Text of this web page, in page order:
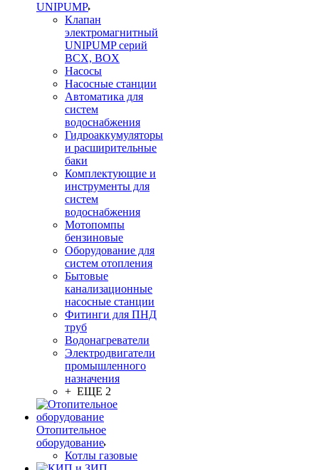
UNIPUMP
Клапан
электромагнитный
UNIPUMP серий
BCX, BOX
Насосы
Насосные станции
Автоматика для
систем
водоснабжения
Гидроаккумуляторы
и расширительные
баки
Комплектующие и
инструменты для
систем
водоснабжения
Мотопомпы
бензиновые
Оборудование для
систем отопления
Бытовые
канализационные
насосные станции
Фитинги для ПНД
труб
Водонагреватели
Электродвигатели
промышленного
назначения
+ ЕЩЕ 2
Отопительное
оборудование
Котлы газовые